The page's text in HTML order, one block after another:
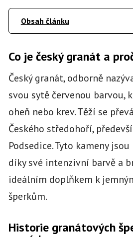
Obsah článku
Co je český granát a
Český granát, odborně
svou sytě červenou barvou,
oheň nebo krev. Těží se
Českého středohoří,
Podsedice. Tyto kameny
díky své intenzivní barvě a
ideálním doplňkem k
šperkům.
Historie granátových